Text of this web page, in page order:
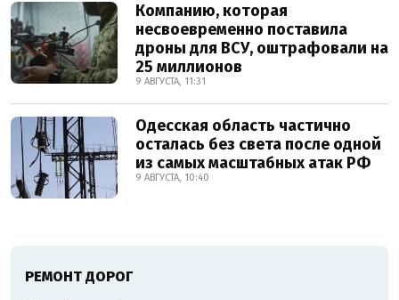
Компанию, которая
несвоевременно поставила
дроны для ВСУ, оштрафовали на
25 миллионов
9 АВГУСТА, 11:31
Одесская область частично
осталась без света после одной
из самых масштабных атак РФ
9 АВГУСТА, 10:40
РЕМОНТ ДОРОГ